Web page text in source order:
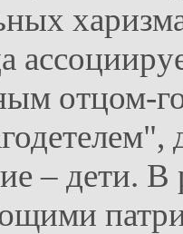
отцом-
– дети. В